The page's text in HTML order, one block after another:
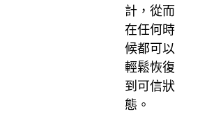
計，從而
在任何時
候都可以
輕鬆恢復
到可信狀
態。